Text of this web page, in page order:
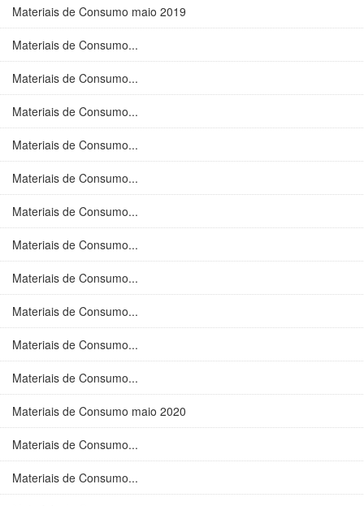
Materiais de Consumo maio 2019
Materiais de Consumo...
Materiais de Consumo...
Materiais de Consumo...
Materiais de Consumo...
Materiais de Consumo...
Materiais de Consumo...
Materiais de Consumo...
Materiais de Consumo...
Materiais de Consumo...
Materiais de Consumo...
Materiais de Consumo...
Materiais de Consumo maio 2020
Materiais de Consumo...
Materiais de Consumo...